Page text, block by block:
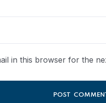
in this browser for the